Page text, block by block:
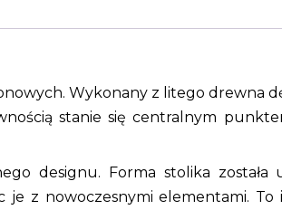
Wykonany z litego drewna
stanie się centralnym
designu. Forma stolika
z nowoczesnymi elementami. To